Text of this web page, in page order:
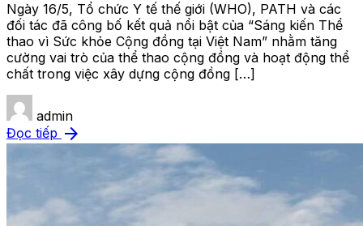
Ngày 16/5, Tổ chức Y tế thế giới (WHO), PATH và các
đối tác đã công bố kết quả nổi bật của “Sáng kiến Thể
thao vì Sức khỏe Cộng đồng tại Việt Nam” nhằm tăng
cường vai trò của thể thao cộng đồng và hoạt động thể
chất trong việc xây dựng cộng đồng […]
admin
Đọc tiếp arrow_forward